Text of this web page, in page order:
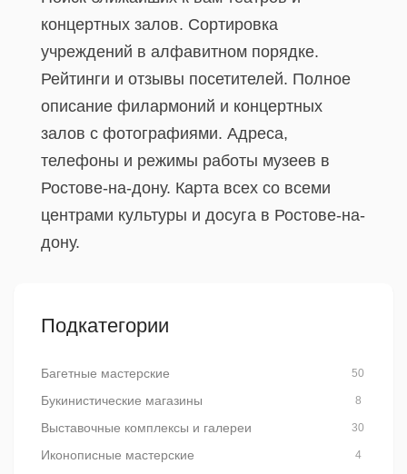
концертных залов. Сортировка
учреждений в алфавитном порядке.
Рейтинги и отзывы посетителей. Полное
описание филармоний и концертных
залов с фотографиями. Адреса,
телефоны и режимы работы музеев в
Ростове-на-дону. Карта всех со всеми
центрами культуры и досуга в Ростове-на-
дону.
Подкатегории
Багетные мастерские 50
Букинистические магазины 8
Выставочные комплексы и галереи 30
Иконописные мастерские 4